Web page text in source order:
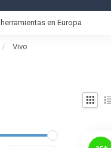
en Europa
/ Vivo